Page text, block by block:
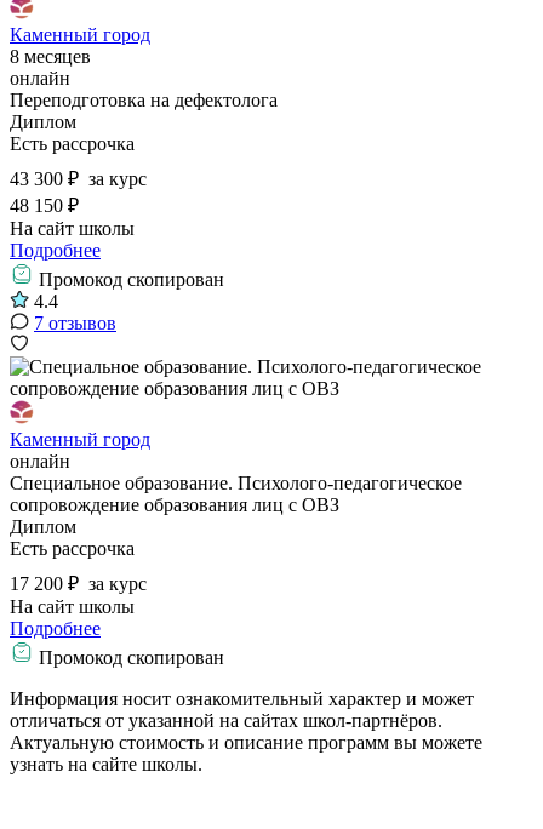
Каменный город
8 месяцев
онлайн
Переподготовка на дефектолога
Диплом
Есть рассрочка
43 300 ₽ за курс
48 150 ₽
На сайт школы
Подробнее
Промокод скопирован
4.4
7 отзывов
Каменный город
онлайн
Специальное образование. Психолого-педагогическое
сопровождение образования лиц с ОВЗ
Диплом
Есть рассрочка
17 200 ₽ за курс
На сайт школы
Подробнее
Промокод скопирован
Информация носит ознакомительный характер и может
отличаться от указанной на сайтах школ-партнёров.
Актуальную стоимость и описание программ вы можете
узнать на сайте школы.